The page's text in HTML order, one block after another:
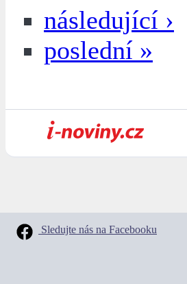
následující ›
poslední »
Sledujte nás na Facebooku